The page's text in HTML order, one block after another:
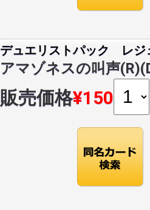
デュエリストパック レジ
アマゾネスの叫声
販売価格¥150